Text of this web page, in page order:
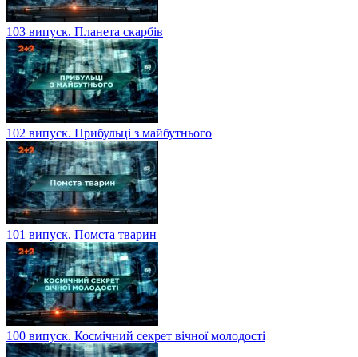
103 випуск. Планета скарбів
102 випуск. Прибульці з майбутнього
101 випуск. Помста тварин
100 випуск. Космічний секрет вічної молодості